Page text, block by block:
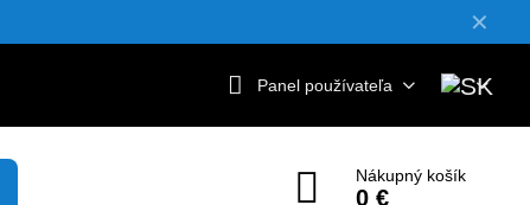
✕
Panel používateľa
Nákupný košík
0 €